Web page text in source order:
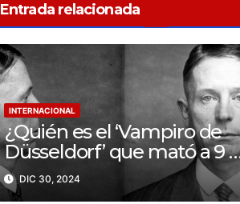
Entrada relacionada
INTERNACIONAL
¿Quién es el ‘Vampiro de
Düsseldorf’ que mató a 9 y
bebió sangre de sus
víctimas?
DIC 30, 2024